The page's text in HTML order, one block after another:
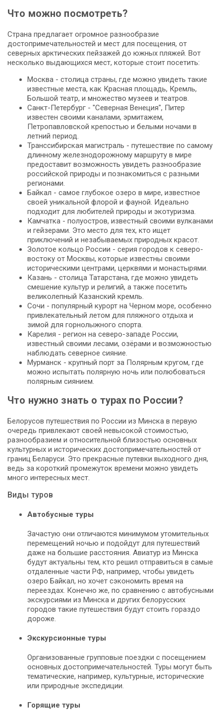
Что можно посмотреть?
Страна предлагает огромное разнообразие
достопримечательностей и мест для посещения, от
северных арктических пейзажей до южных пляжей. Вот
несколько выдающихся мест, которые стоит посетить:
Москва - столица страны, где можно увидеть такие
известные места, как Красная площадь, Кремль,
Большой театр, и множество музеев и театров.
Санкт-Петербург - "Северная Венеция", Питер
известен своими каналами, эрмитажем,
Петропавловской крепостью и белыми ночами в
летний период.
Транссибирская магистраль - путешествие по самому
длинному железнодорожному маршруту в мире
предоставит возможность увидеть разнообразие
российской природы и познакомиться с разными
регионами.
Байкал - самое глубокое озеро в мире, известное
своей уникальной флорой и фауной. Идеально
подходит для любителей природы и экотуризма.
Камчатка - полуостров, известный своими вулканами
и гейзерами. Это место для тех, кто ищет
приключений и незабываемых природных красот.
Золотое кольцо России - серия городов к северо-
востоку от Москвы, которые известны своими
историческими центрами, церквями и монастырями.
Казань - столица Татарстана, где можно увидеть
смешение культур и религий, а также посетить
великолепный Казанский кремль.
Сочи - популярный курорт на Черном море, особенно
привлекательный летом для пляжного отдыха и
зимой для горнолыжного спорта.
Карелия - регион на северо-западе России,
известный своими лесами, озёрами и возможностью
наблюдать северное сияние.
Мурманск - крупный порт за Полярным кругом, где
можно испытать полярную ночь или полюбоваться
полярным сиянием.
Что нужно знать о турах по России?
Белорусов путешествия по России из Минска в первую
очередь привлекают своей невысокой стоимостью,
разнообразием и относительной близостью основных
культурных и исторических достопримечательностей от
границ Беларуси. Это прекрасные путевки выходного дня,
ведь за короткий промежуток времени можно увидеть
много интересных мест.
Виды туров
Автобусные туры
Зачастую они отличаются минимумом утомительных
перемещений ночью и подойдут для путешествий
даже на большие расстояния. Авиатур из Минска
будут актуальны тем, кто решил отправиться в самые
отдаленные части РФ, например, чтобы увидеть
озеро Байкал, но хочет сэкономить время на
переездах. Конечно же, по сравнению с автобусными
экскурсиями из Минска и других белорусских
городов такие путешествия будут стоить гораздо
дороже.
Экскурсионные туры
Организованные групповые поездки с посещением
основных достопримечательностей. Туры могут быть
тематические, например, культурные, исторические
или природные экспедиции.
Горящие туры